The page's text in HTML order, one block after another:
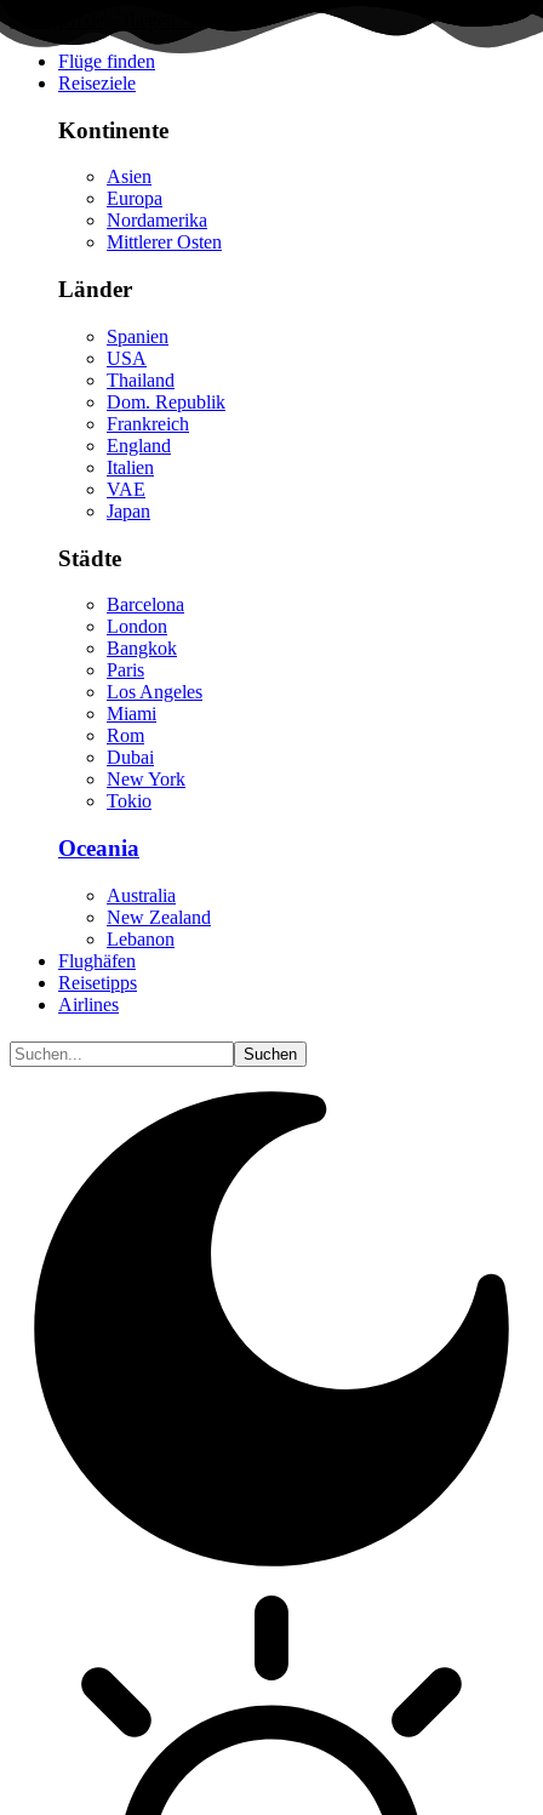
Flüge finden
Reiseziele
Kontinente
Asien
Europa
Nordamerika
Mittlerer Osten
Länder
Spanien
USA
Thailand
Dom. Republik
Frankreich
England
Italien
VAE
Japan
Städte
Barcelona
London
Bangkok
Paris
Los Angeles
Miami
Rom
Dubai
New York
Tokio
Oceania
Australia
New Zealand
Lebanon
Flughäfen
Reisetipps
Airlines